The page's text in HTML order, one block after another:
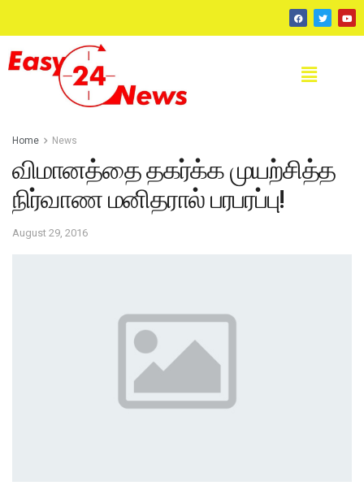
Home News
விமானத்தை தகர்க்க முயற்சித்த
நிர்வாண மனிதரால் பரபரப்பு!
August 29, 2016